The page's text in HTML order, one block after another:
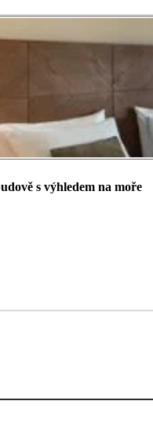
s výhledem na moře